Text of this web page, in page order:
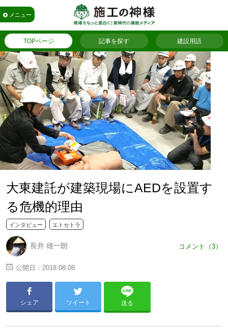
メニュー
TOPページ 記事を探す 建設用語
大東建託が建築現場にAEDを設置す
る危機的理由
インタビュー エトセトラ
長井 雄一朗 コメント（3）
公開日： 2018.08.08
シェア ツイート 送る